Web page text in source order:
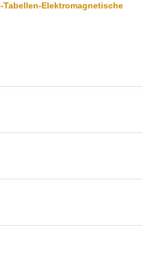
Elektromagnetische